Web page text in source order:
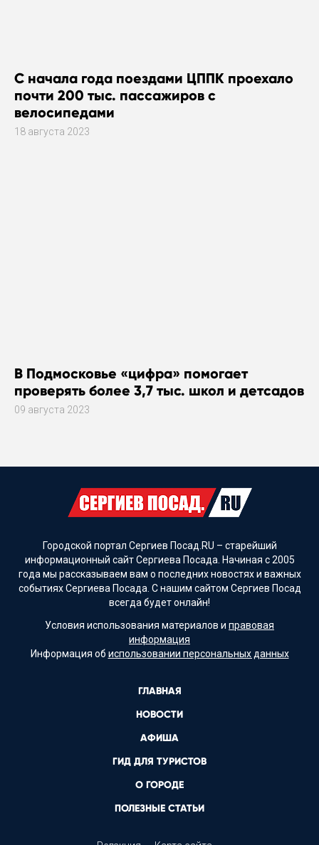
С начала года поездами ЦППК проехало
почти 200 тыс. пассажиров с
велосипедами
18 августа 2023
В Подмосковье «цифра» помогает
проверять более 3,7 тыс. школ и детсадов
09 августа 2023
Городской портал Сергиев Посад.RU – старейший
информационный сайт Сергиева Посада. Начиная с 2005
года мы рассказываем вам о последних новостях и важных
событиях Сергиева Посада. С нашим сайтом Сергиев Посад
всегда будет онлайн!
Условия использования материалов и правовая
информация
Информация об использовании персональных данных
ГЛАВНАЯ
НОВОСТИ
АФИША
ГИД ДЛЯ ТУРИСТОВ
О ГОРОДЕ
ПОЛЕЗНЫЕ СТАТЬИ